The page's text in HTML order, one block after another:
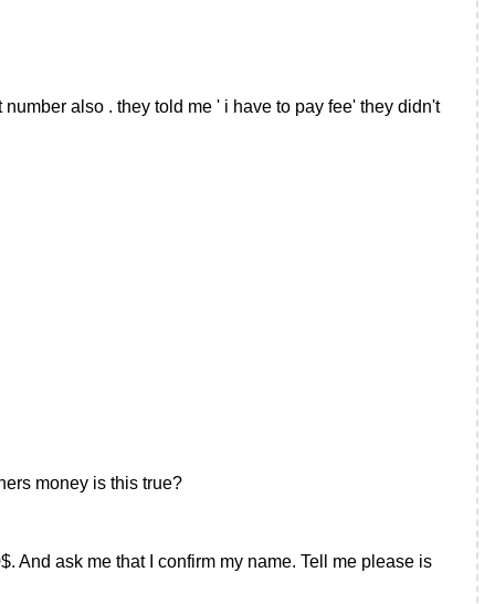
also . they told me ' i have to pay fee' they didn't
money is this true?
And ask me that I confirm my name. Tell me please is